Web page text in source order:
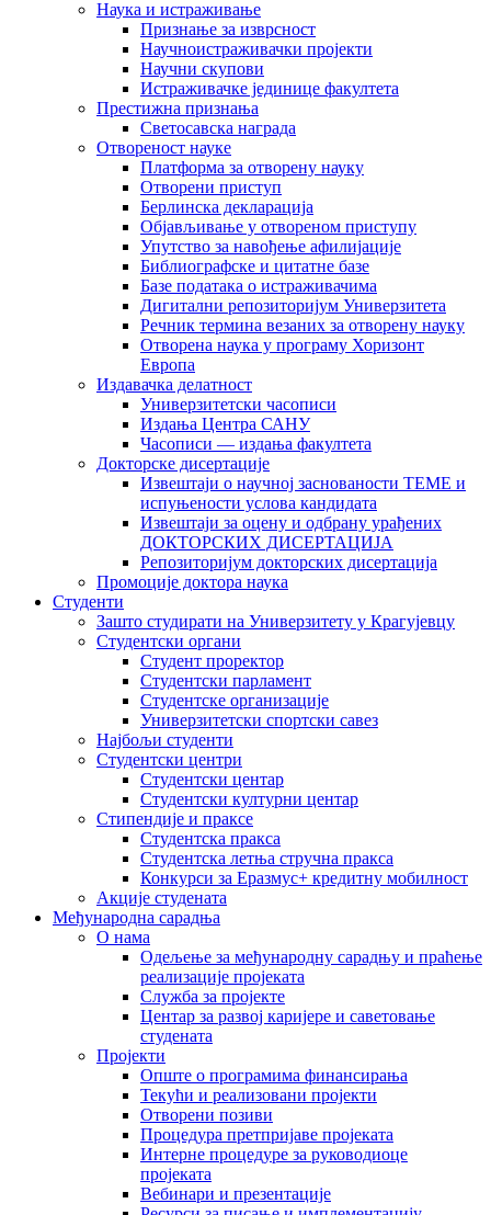
Наука и истраживање
Признање за изврсност
Научноистраживачки пројекти
Научни скупови
Истраживачке јединице факултета
Престижна признања
Светосавска награда
Отвореност науке
Платформа за отворену науку
Отворени приступ
Берлинска декларација
Објављивање у отвореном приступу
Упутство за навођење афилијације
Библиографске и цитатне базе
Базе података о истраживачима
Дигитални репозиторијум Универзитета
Рeчник термина везаних за отворену науку
Отворена наука у програму Хоризонт
Европа
Издавачка делатност
Универзитетски часописи
Издања Центра САНУ
Часописи — издања факултета
Докторске дисертације
Извештаји о научној заснованости ТЕМЕ и
испуњености услова кандидата
Извештаји за оцену и одбрану урађених
ДОКТОРСКИХ ДИСЕРТАЦИЈА
Репозиторијум докторских дисертација
Промоције доктора наука
Студенти
Зашто студирати на Универзитету у Крагујевцу
Студентски органи
Студент проректор
Студентски парламент
Студентске организације
Универзитетски спортски савез
Најбољи студенти
Студентски центри
Студентски центар
Студентски културни центар
Стипендије и праксе
Студентска пракса
Студентска летња стручна пракса
Конкурси за Еразмус+ кредитну мобилност
Акције студената
Међународна сарадња
О нама
Одељење за међународну сарадњу и праћење
реализације пројеката
Служба за пројекте
Центар за развој каријере и саветовање
студената
Пројекти
Опште о програмима финансирања
Текући и реализовани пројекти
Отворени позиви
Процедура претпријаве пројеката
Интерне процедуре за руководиоце
пројеката
Вебинари и презентације